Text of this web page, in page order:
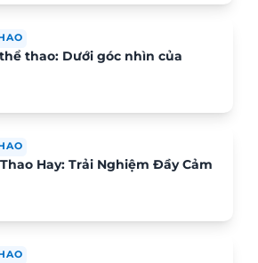
thao: Dưới góc nhìn của
Hay: Trải Nghiệm Đầy Cảm